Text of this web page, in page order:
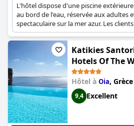
L'hôtel dispose d'une piscine
au bord de l'eau, réservée aux adultes
spectaculaire sur la mer azur. Les
comme s'ils ne faisaient qu'un avec la
même nager un tour ou deux.
Katikies
Hotels Of The
Santorini -
Leading Hotels
Hôtel à Oia, Grèce
9,4 Excellent